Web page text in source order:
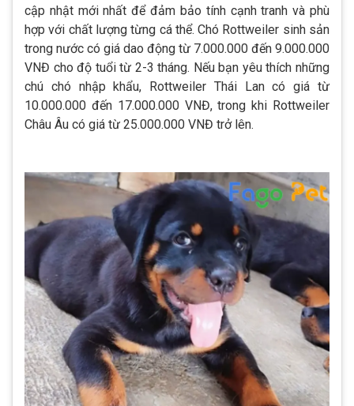
cập nhật mới nhất để đảm bảo tính cạnh tranh và phù
hợp với chất lượng từng cá thể. Chó Rottweiler sinh sản
trong nước có giá dao động từ 7.000.000 đến 9.000.000
VNĐ cho độ tuổi từ 2-3 tháng. Nếu bạn yêu thích những
chú chó nhập khẩu, Rottweiler Thái Lan có giá từ
10.000.000 đến 17.000.000 VNĐ, trong khi Rottweiler
Châu Âu có giá từ 25.000.000 VNĐ trở lên.